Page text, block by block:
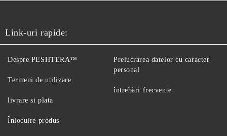
Link-uri rapide:
Despre PESHTERA™
Termeni de utilizare
livrare si plata
Înlocuire produs
Prelucrarea datelor cu caracter
personal
întrebări frecvente